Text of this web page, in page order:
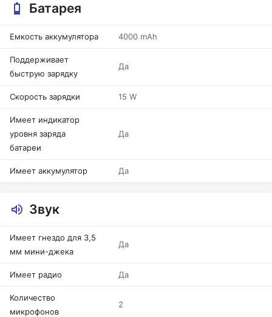
Батарея
Емкость аккумулятора 4000 mAh
Поддерживает
быструю зарядку
Да
Скорость зарядки 15 W
Имеет индикатор
уровня заряда
батареи
Да
Имеет аккумулятор Да
Звук
Имеет гнездо для 3,5
мм мини-джека
Да
Имеет радио Да
Количество
микрофонов
2